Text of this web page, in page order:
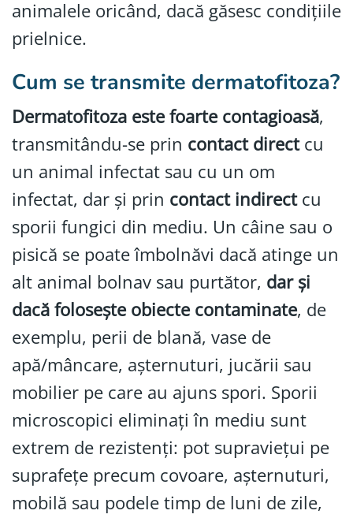
animalele oricând, dacă găsesc condițiile
prielnice.
Cum se transmite dermatofitoza?
Dermatofitoza este foarte contagioasă,
transmitându-se prin contact directcu
un animal infectat sau cu un om
infectat, dar și prin contact indirectcu
sporii fungici din mediu. Un câine sau o
pisică se poate îmbolnăvi dacă atinge un
alt animal bolnav sau purtător, dar și
dacă folosește obiecte contaminate, de
exemplu, perii de blană, vase de
apă/mâncare, așternuturi, jucării sau
mobilier pe care au ajuns spori. Sporii
microscopici eliminați în mediu sunt
extrem de rezistenți: pot supraviețui pe
suprafețe precum covoare, așternuturi,
mobilă sau podele timp de luni de zile,